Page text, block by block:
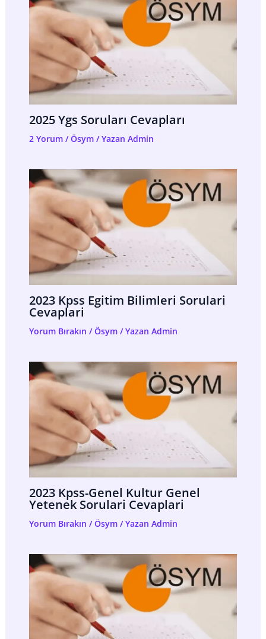
2025 Ygs Soruları Cevapları
2 Yorum /Ösym/ Yazan Admin
2023 Kpss Egitim Bilimleri Sorulari
Cevaplari
Yorum Bırakın /Ösym/ Yazan Admin
2023 Kpss-Genel Kultur Genel
Yetenek Sorulari Cevaplari
Yorum Bırakın /Ösym/ Yazan Admin